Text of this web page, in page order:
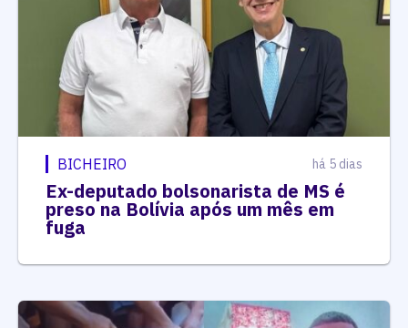
BICHEIRO há 5 dias
Ex-deputado bolsonarista de MS é
preso na Bolívia após um mês em
fuga